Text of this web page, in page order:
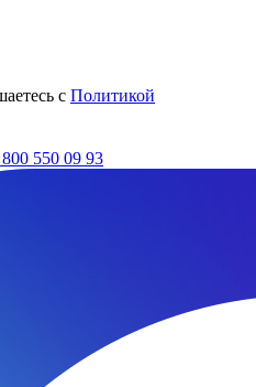
с Политикой
550 09 93